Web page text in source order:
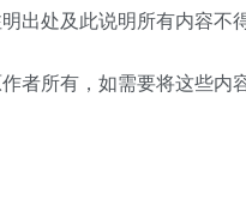
出处及此说明所有内容不得
者所有，如需要将这些